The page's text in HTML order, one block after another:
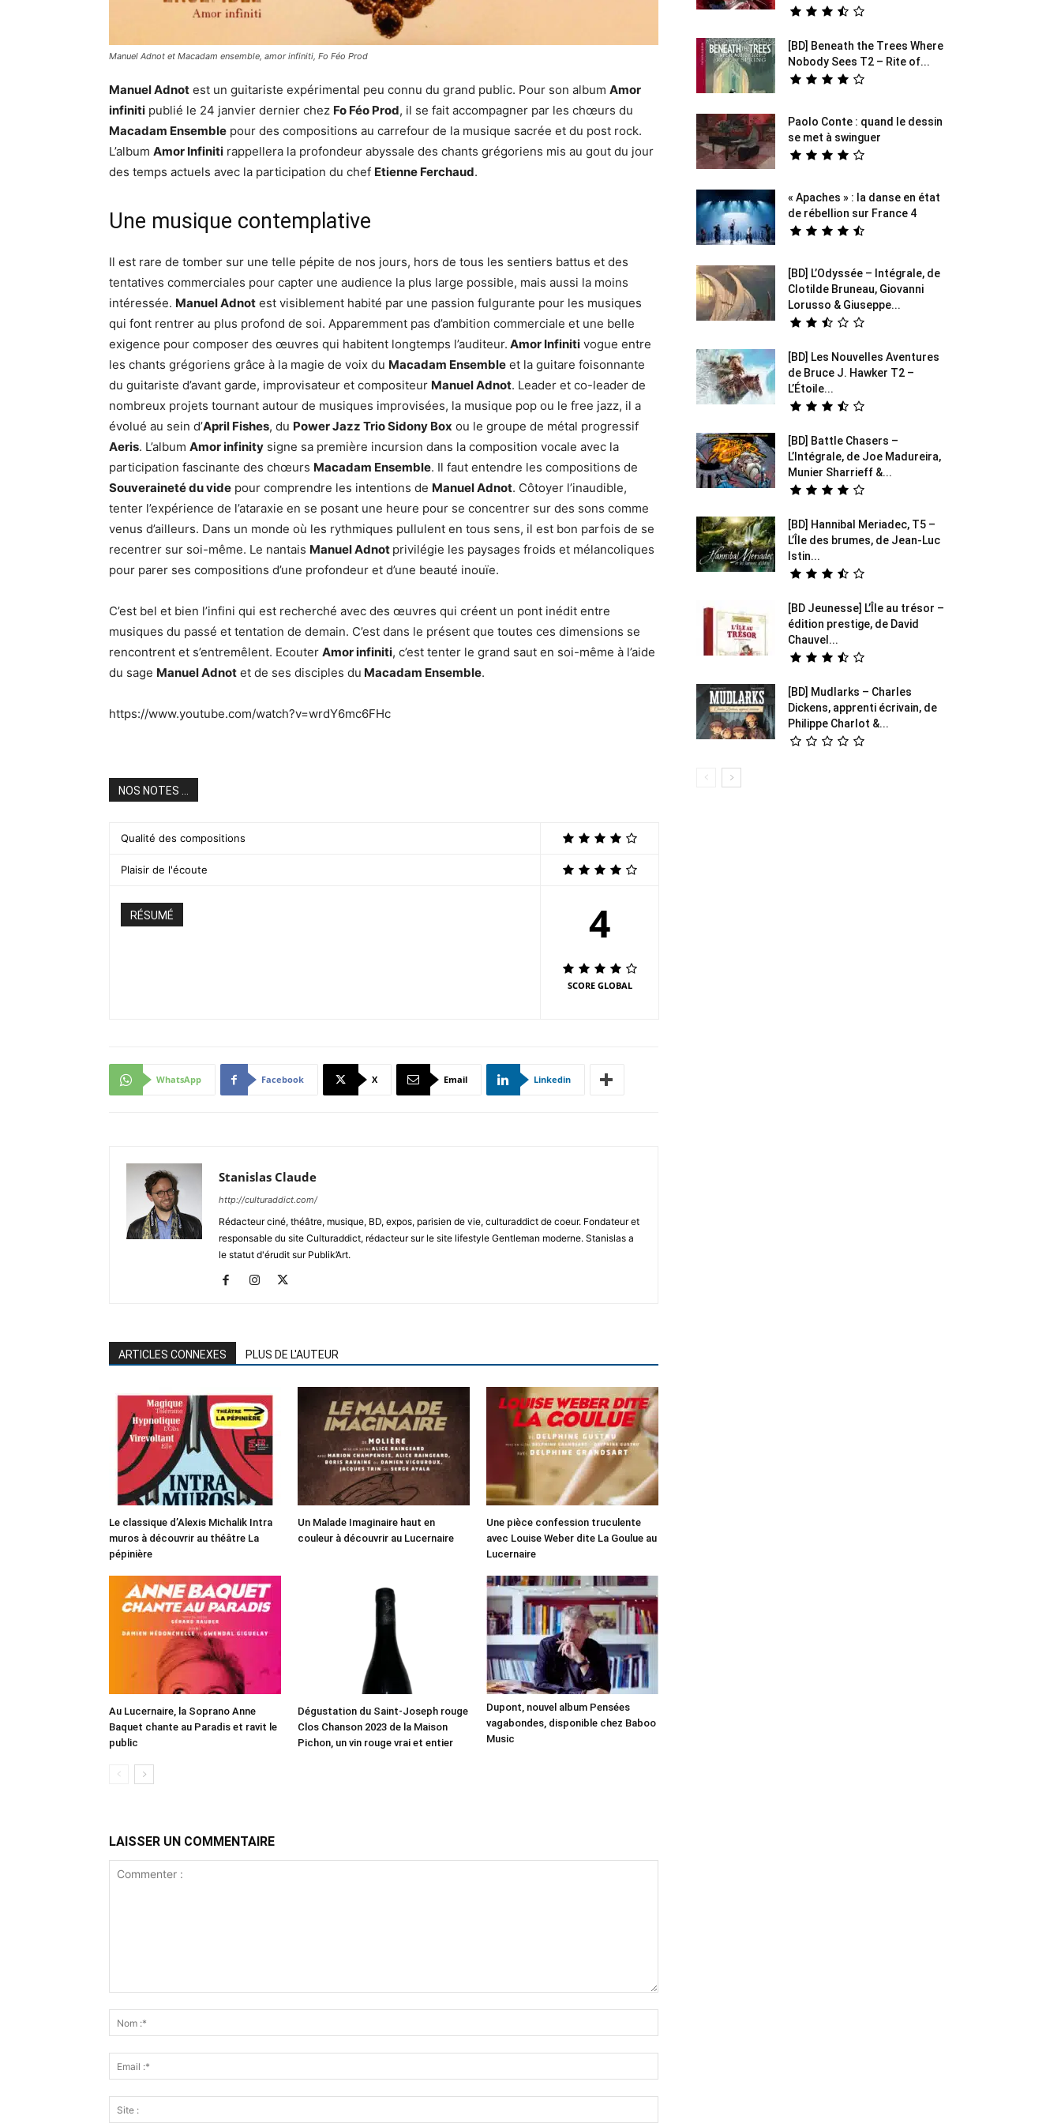
Manuel Adnot et Macadam ensemble, amor infiniti, Fo Féo Prod
Manuel Adnot est un guitariste expérimental peu connu du grand public. Pour son album Amor
infiniti publié le 24 janvier dernier chez Fo Féo Prod, il se fait accompagner par les chœurs du
Macadam Ensemble pour des compositions au carrefour de la musique sacrée et du post rock.
L’album Amor Infiniti rappellera la profondeur abyssale des chants grégoriens mis au gout du jour
des temps actuels avec la participation du chef Etienne Ferchaud.
Une musique contemplative
Il est rare de tomber sur une telle pépite de nos jours, hors de tous les sentiers battus et des
tentatives commerciales pour capter une audience la plus large possible, mais aussi la moins
intéressée. Manuel Adnot est visiblement habité par une passion fulgurante pour les musiques
qui font rentrer au plus profond de soi. Apparemment pas d’ambition commerciale et une belle
exigence pour composer des œuvres qui habitent longtemps l’auditeur. Amor Infiniti vogue entre
les chants grégoriens grâce à la magie de voix du Macadam Ensemble et la guitare foisonnante
du guitariste d’avant garde, improvisateur et compositeur Manuel Adnot. Leader et co-leader de
nombreux projets tournant autour de musiques improvisées, la musique pop ou le free jazz, il a
évolué au sein d’April Fishes, du Power Jazz Trio Sidony Box ou le groupe de métal progressif
Aeris. L’album Amor infinity signe sa première incursion dans la composition vocale avec la
participation fascinante des chœurs Macadam Ensemble. Il faut entendre les compositions de
Souveraineté du vide pour comprendre les intentions de Manuel Adnot. Côtoyer l’inaudible,
tenter l’expérience de l’ataraxie en se posant une heure pour se concentrer sur des sons comme
venus d’ailleurs. Dans un monde où les rythmiques pullulent en tous sens, il est bon parfois de se
recentrer sur soi-même. Le nantais Manuel Adnot privilégie les paysages froids et mélancoliques
pour parer ses compositions d’une profondeur et d’une beauté inouïe.
C’est bel et bien l’infini qui est recherché avec des œuvres qui créent un pont inédit entre
musiques du passé et tentation de demain. C’est dans le présent que toutes ces dimensions se
rencontrent et s’entremêlent. Ecouter Amor infiniti, c’est tenter le grand saut en soi-même à l’aide
du sage Manuel Adnot et de ses disciples du Macadam Ensemble.
https://www.youtube.com/watch?v=wrdY6mc6FHc
NOS NOTES ...
Qualité des compositions
Plaisir de l'écoute
RÉSUMÉ 4
SCORE GLOBAL
WhatsApp Facebook X Email Linkedin
Stanislas Claude
http://culturaddict.com/
Rédacteur ciné, théâtre, musique, BD, expos, parisien de vie, culturaddict de coeur. Fondateur et
responsable du site Culturaddict, rédacteur sur le site lifestyle Gentleman moderne. Stanislas a
le statut d'érudit sur Publik’Art.
ARTICLES CONNEXES PLUS DE L'AUTEUR
Le classique d’Alexis Michalik Intra
muros à découvrir au théâtre La
pépinière
Un Malade Imaginaire haut en
couleur à découvrir au Lucernaire
Une pièce confession truculente
avec Louise Weber dite La Goulue au
Lucernaire
Au Lucernaire, la Soprano Anne
Baquet chante au Paradis et ravit le
public
Dégustation du Saint-Joseph rouge
Clos Chanson 2023 de la Maison
Pichon, un vin rouge vrai et entier
Dupont, nouvel album Pensées
vagabondes, disponible chez Baboo
Music
LAISSER UN COMMENTAIRE
[BD] Beneath the Trees Where
Nobody Sees T2 – Rite of...
Paolo Conte : quand le dessin
se met à swinguer
« Apaches » : la danse en état
de rébellion sur France 4
[BD] L’Odyssée – Intégrale, de
Clotilde Bruneau, Giovanni
Lorusso & Giuseppe...
[BD] Les Nouvelles Aventures
de Bruce J. Hawker T2 –
L’Étoile...
[BD] Battle Chasers –
L’Intégrale, de Joe Madureira,
Munier Sharrieff &...
[BD] Hannibal Meriadec, T5 –
L’Île des brumes, de Jean-Luc
Istin...
[BD Jeunesse] L’Île au trésor –
édition prestige, de David
Chauvel...
[BD] Mudlarks – Charles
Dickens, apprenti écrivain, de
Philippe Charlot &...